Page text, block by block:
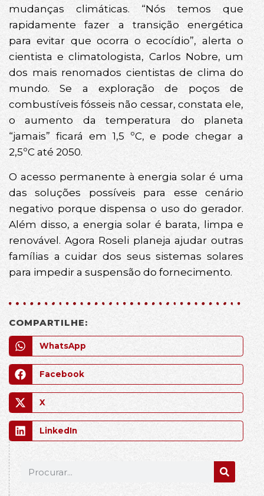
mudanças climáticas. “Nós temos que
rapidamente fazer a transição energética
para evitar que ocorra o ecocídio”, alerta o
cientista e climatologista, Carlos Nobre, um
dos mais renomados cientistas de clima do
mundo. Se a exploração de poços de
combustíveis fósseis não cessar, constata ele,
o aumento da temperatura do planeta
“jamais” ficará em 1,5 ºC, e pode chegar a
2,5ºC até 2050.
O acesso permanente à energia solar é uma
das soluções possíveis para esse cenário
negativo porque dispensa o uso do gerador.
Além disso, a energia solar é barata, limpa e
renovável. Agora Roseli planeja ajudar outras
famílias a cuidar dos seus sistemas solares
para impedir a suspensão do fornecimento.
COMPARTILHE:
WhatsApp
Facebook
X
LinkedIn